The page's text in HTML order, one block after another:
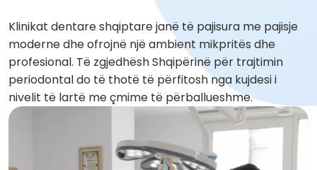
Klinikat dentare shqiptare janë të pajisura me pajisje
moderne dhe ofrojnë një ambient mikpritës dhe
profesional. Të zgjedhësh Shqipërinë për trajtimin
periodontal do të thotë të përfitosh nga kujdesi i
nivelit të lartë me çmime të përballueshme.